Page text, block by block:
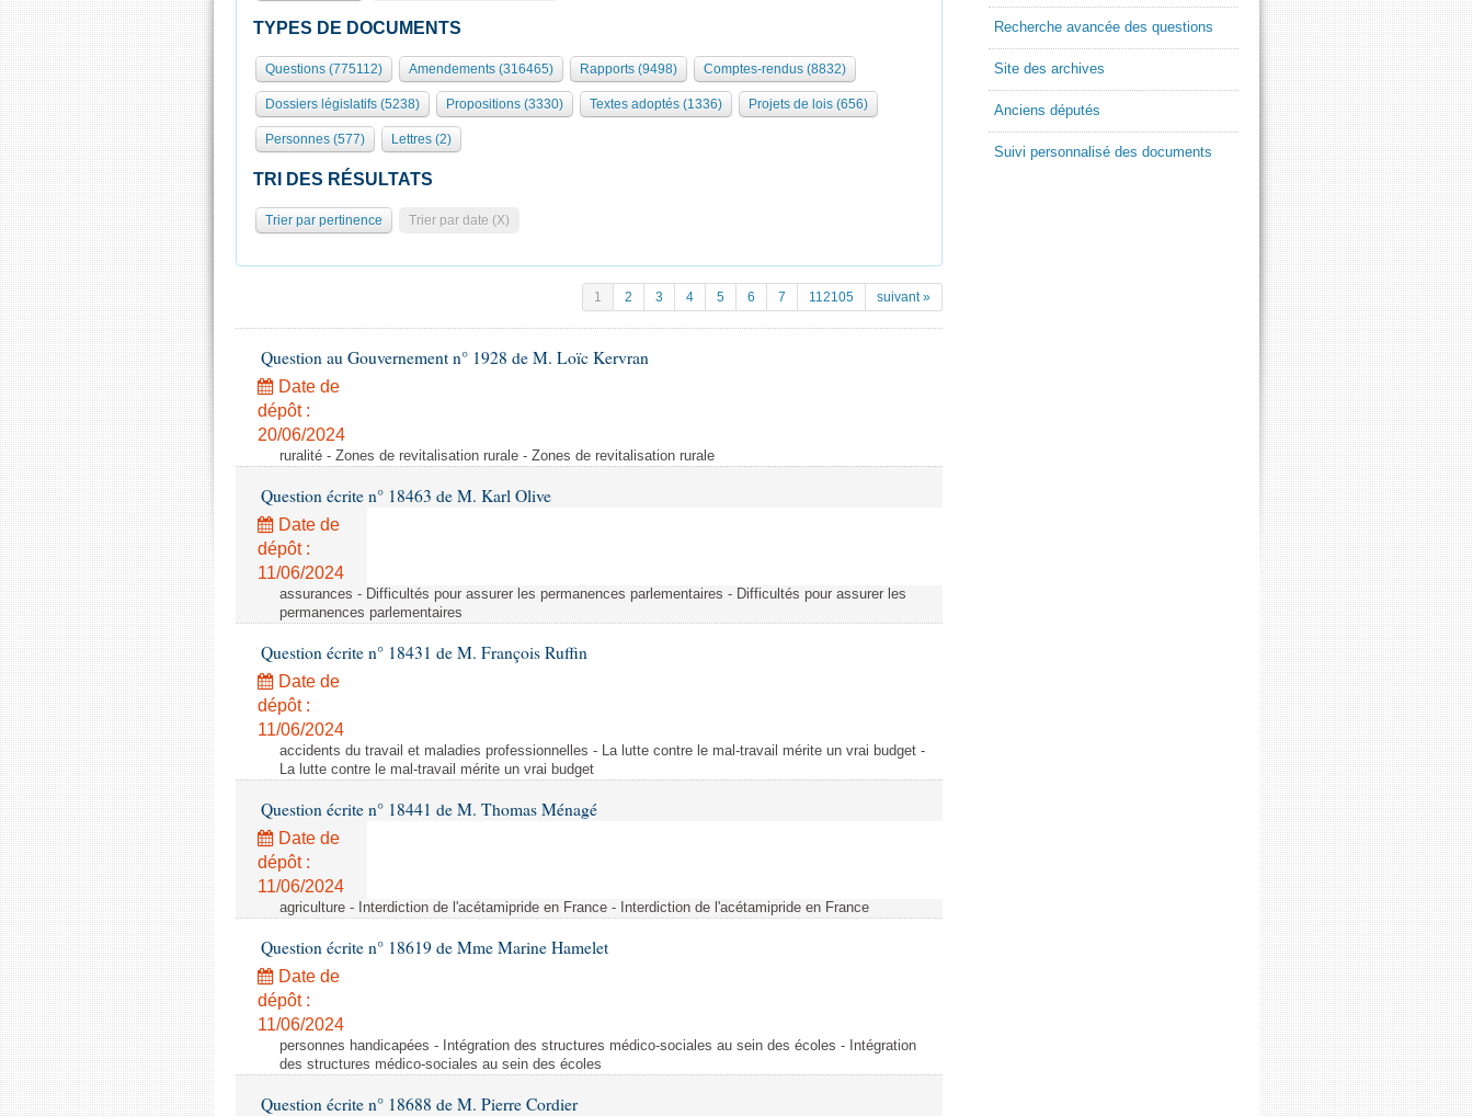
TYPES DE DOCUMENTS
Questions (775112) Amendements (316465) Rapports (9498) Comptes-rendus (8832)
Dossiers législatifs (5238) Propositions (3330) Textes adoptés (1336) Projets de lois (656)
Personnes (577) Lettres (2)
TRI DES RÉSULTATS
Trier par pertinence Trier par date (X)
1 2 3 4 5 6 7 112105 suivant »
Question au Gouvernement n° 1928 de M. Loïc Kervran
Date de
dépôt :
20/06/2024
ruralité - Zones de revitalisation rurale - Zones de revitalisation rurale
Question écrite n° 18463 de M. Karl Olive
Date de
dépôt :
11/06/2024
assurances - Difficultés pour assurer les permanences parlementaires - Difficultés pour assurer les
permanences parlementaires
Question écrite n° 18431 de M. François Ruffin
Date de
dépôt :
11/06/2024
accidents du travail et maladies professionnelles - La lutte contre le mal-travail mérite un vrai budget -
La lutte contre le mal-travail mérite un vrai budget
Question écrite n° 18441 de M. Thomas Ménagé
Date de
dépôt :
11/06/2024
agriculture - Interdiction de l'acétamipride en France - Interdiction de l'acétamipride en France
Question écrite n° 18619 de Mme Marine Hamelet
Date de
dépôt :
11/06/2024
personnes handicapées - Intégration des structures médico-sociales au sein des écoles - Intégration
des structures médico-sociales au sein des écoles
Question écrite n° 18688 de M. Pierre Cordier
Recherche avancée des questions
Site des archives
Anciens députés
Suivi personnalisé des documents